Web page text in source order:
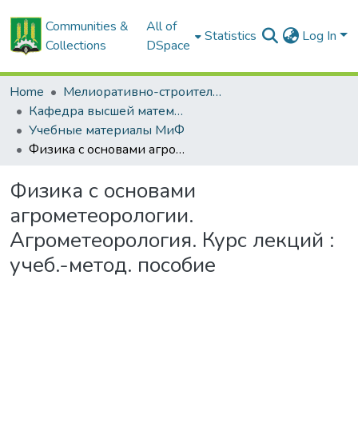
Communities &
Collections
All of
DSpace
Statistics Log In
Home
Мелиоративно-строительный факультет
Кафедра высшей математики и физики
Учебные материалы МиФ
Физика с основами агрометеорологии. Агрометеорология. Курс лекций : учеб.-метод. пособие
Физика с основами
агрометеорологии.
Агрометеорология. Курс лекций :
учеб.-метод. пособие